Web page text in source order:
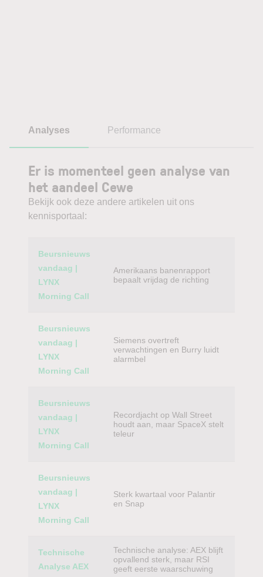
Analyses Performance
Er is momenteel geen analyse van
het aandeel Cewe
Bekijk ook deze andere artikelen uit ons
kennisportaal:
Category
Beursnieuws
vandaag |
LYNX
Morning Call
Amerikaans banenrapport
bepaalt vrijdag de richting
Beursnieuws
vandaag |
LYNX
Morning Call
Siemens overtreft
verwachtingen en Burry luidt
alarmbel
Beursnieuws
vandaag |
LYNX
Morning Call
Recordjacht op Wall Street
houdt aan, maar SpaceX stelt
teleur
Beursnieuws
vandaag |
LYNX
Morning Call
Sterk kwartaal voor Palantir
en Snap
Technische
Analyse AEX
Technische analyse: AEX blijft
opvallend sterk, maar RSI
geeft eerste waarschuwing